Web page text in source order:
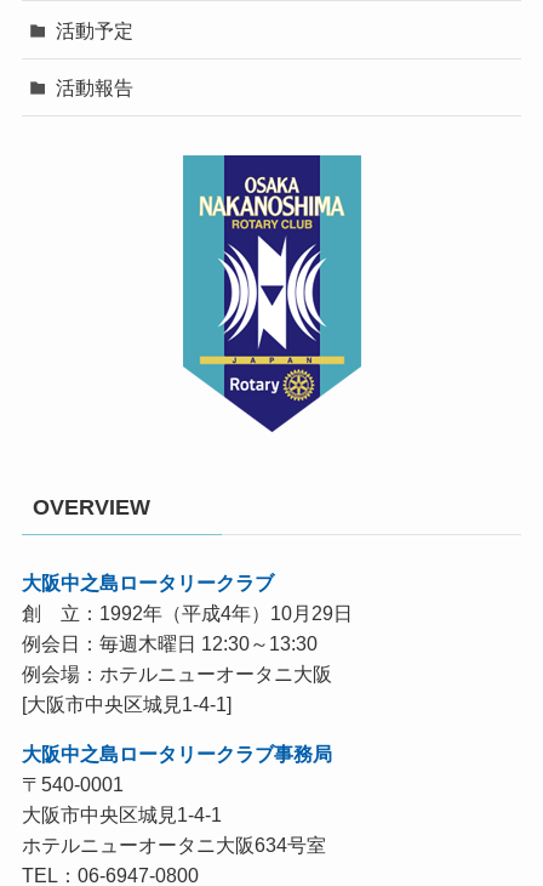
活動予定
活動報告
OVERVIEW
大阪中之島ロータリークラブ
創 立：1992年（平成4年）10月29日
例会日：毎週木曜日 12:30～13:30
例会場：ホテルニューオータニ大阪
[大阪市中央区城見1-4-1]
大阪中之島ロータリークラブ事務局
〒540-0001
大阪市中央区城見1-4-1
ホテルニューオータニ大阪634号室
TEL：06-6947-0800